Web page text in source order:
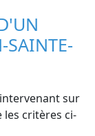
SAINTE-
sur
les critères ci-